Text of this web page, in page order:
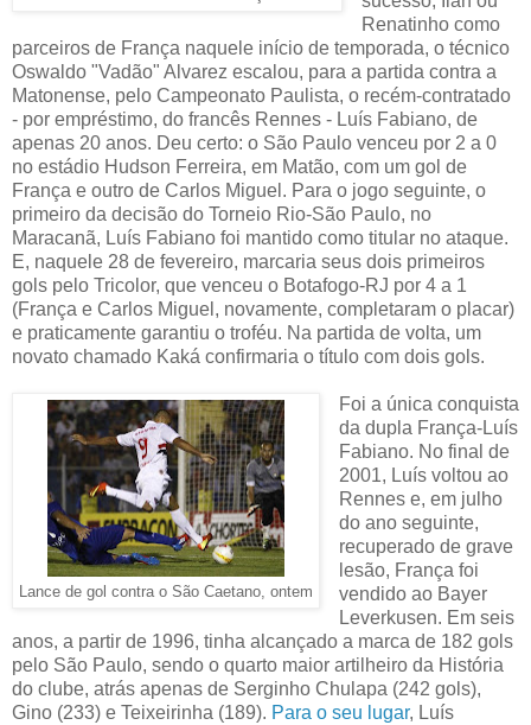
Renatinho como
parceiros de França naquele início de temporada, o técnico
Oswaldo "Vadão" Alvarez escalou, para a partida contra a
Matonense, pelo Campeonato Paulista, o recém-contratado
- por empréstimo, do francês Rennes - Luís Fabiano, de
apenas 20 anos. Deu certo: o São Paulo venceu por 2 a 0
no estádio Hudson Ferreira, em Matão, com um gol de
França e outro de Carlos Miguel. Para o jogo seguinte, o
primeiro da decisão do Torneio Rio-São Paulo, no
Maracanã, Luís Fabiano foi mantido como titular no ataque.
E, naquele 28 de fevereiro, marcaria seus dois primeiros
gols pelo Tricolor, que venceu o Botafogo-RJ por 4 a 1
(França e Carlos Miguel, novamente, completaram o placar)
e praticamente garantiu o troféu. Na partida de volta, um
novato chamado Kaká confirmaria o título com dois gols.
Lance de gol contra o São Caetano, ontem
Foi a única conquista
da dupla França-Luís
Fabiano. No final de
2001, Luís voltou ao
Rennes e, em julho
do ano seguinte,
recuperado de grave
lesão, França foi
vendido ao Bayer
Leverkusen. Em seis
anos, a partir de 1996, tinha alcançado a marca de 182 gols
pelo São Paulo, sendo o quarto maior artilheiro da História
do clube, atrás apenas de Serginho Chulapa (242 gols),
Gino (233) e Teixeirinha (189). Para o seu lugar, Luís